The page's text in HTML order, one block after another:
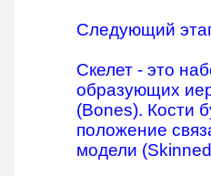
Следующий
Скелет - это
образующих
(Bones). Кости
положение
модели